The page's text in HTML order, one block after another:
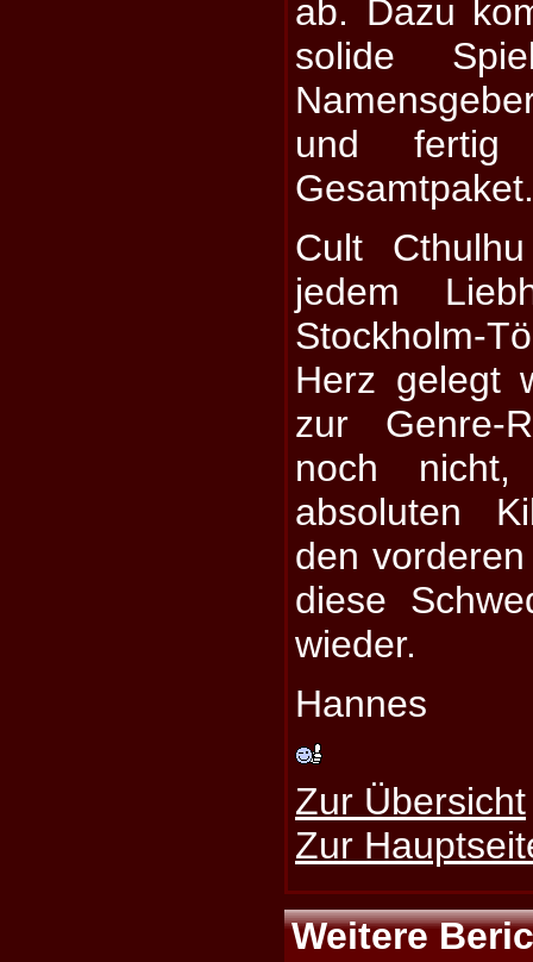
ab. Dazu
solide
und
Cult
jedem
Stockholm-
Herz gelegt
zur Genre-
noch
absoluten
den
diese
wieder.
Hannes
Zur Übersicht
Zur
Weitere